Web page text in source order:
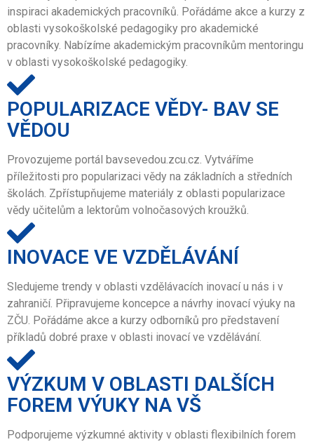
inspiraci akademických pracovníků. Pořádáme akce a kurzy z
oblasti vysokoškolské pedagogiky pro akademické
pracovníky. Nabízíme akademickým pracovníkům mentoringu
v oblasti vysokoškolské pedagogiky.
POPULARIZACE VĚDY- BAV SE
VĚDOU
Provozujeme portál bavsevedou.zcu.cz. Vytváříme
příležitosti pro popularizaci vědy na základních a středních
školách. Zpřístupňujeme materiály z oblasti popularizace
vědy učitelům a lektorům volnočasových kroužků.
INOVACE VE VZDĚLÁVÁNÍ
Sledujeme trendy v oblasti vzdělávacích inovací u nás i v
zahraničí. Připravujeme koncepce a návrhy inovací výuky na
ZČU. Pořádáme akce a kurzy odborníků pro představení
příkladů dobré praxe v oblasti inovací ve vzdělávání.
VÝZKUM V OBLASTI DALŠÍCH
FOREM VÝUKY NA VŠ
Podporujeme výzkumné aktivity v oblasti flexibilních forem